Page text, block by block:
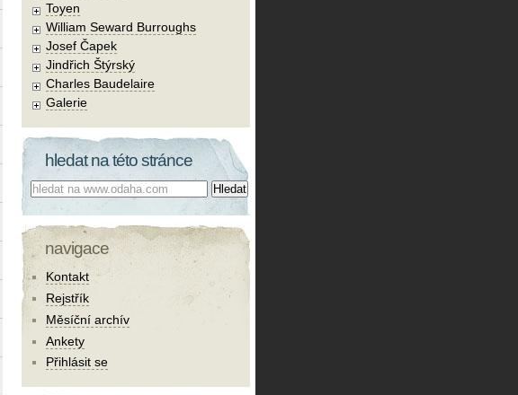
Toyen
William Seward Burroughs
Josef Čapek
Jindřich Štýrský
Charles Baudelaire
Galerie
hledat na této stránce
Co hledat:
navigace
Kontakt
Rejstřík
Měsíční archív
Ankety
Přihlásit se